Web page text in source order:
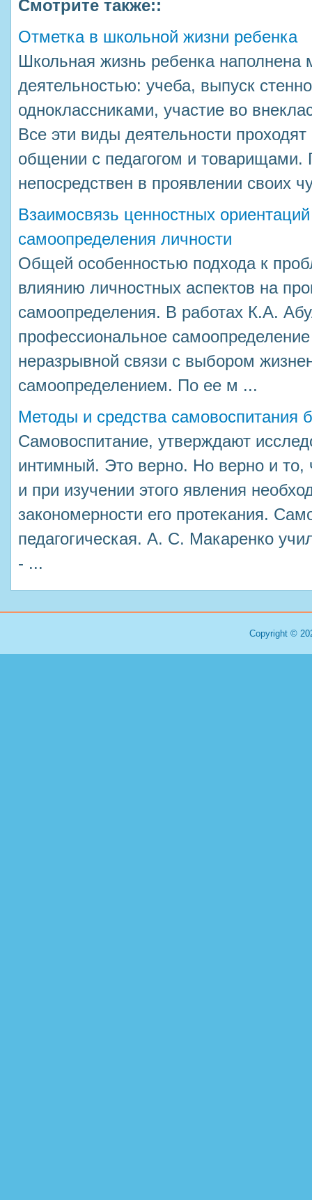
Смотрите также::
Отметка в школьной жизни ребенка
Школьная жизнь ребенка наполнена
деятельностью: учеба, выпуск
одноклассниками, участие во
Все эти виды деятельности
общении с педагогом и товарищами.
непосредствен в проявлении своих
Взаимосвязь ценностных
самоопределения личности
Общей особенностью подхода к
влиянию личностных аспектов на
самоопределения. В работах К.А.
профессиональное
неразрывной связи с выбором
самоопределением. По ее м ...
Методы и средства самовоспитания
Самовоспитание, утверждают
интимный. Это верно. Но верно и то,
и при изучении этого явления
закономерности его протекания.
педагогическая. А. С. Макаренко
- ...
Copyright ©